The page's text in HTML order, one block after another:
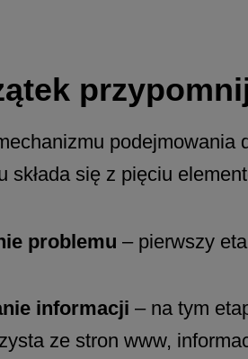
składa się z pięciu
problemu – pierwszy
informacji – na tym
ze stron www,